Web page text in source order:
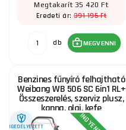
Megtakarít 35 420 Ft
Eredeti ár: 391 195 Ft
db MEGVENNI
Benzines fűnyíró felhajtható
Weibang WB 506 SC 6in1 RL+
Összeszerelés, szerviz plusz,
kanna, olaj, kefe
ENGEDÉLYEZETT